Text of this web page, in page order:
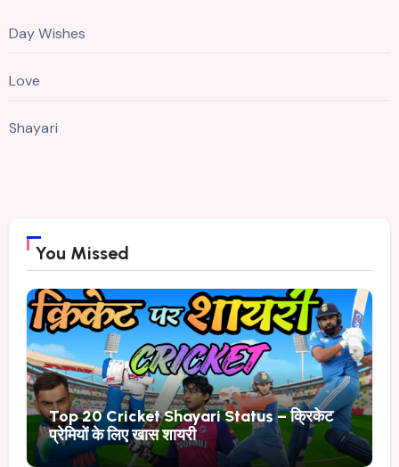
Day Wishes
Love
Shayari
You Missed
Top 20 Cricket Shayari Status – क्रिकेट
प्रेमियों के लिए खास शायरी